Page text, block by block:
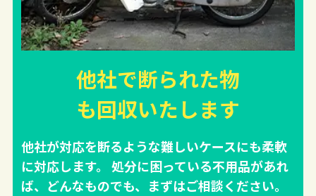
他社で断られた物
も回収いたします
他社が対応を断るような難しいケースにも柔軟
に対応します。 処分に困っている不用品があれ
ば、どんなものでも、まずはご相談ください。